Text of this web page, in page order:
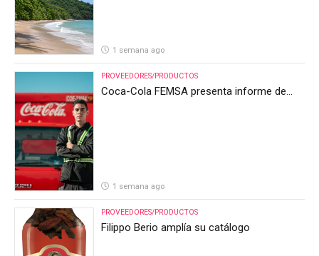
1 semana ago
PROVEEDORES/PRODUCTOS
Coca-Cola FEMSA presenta informe de
1 semana ago
PROVEEDORES/PRODUCTOS
Filippo Berio amplía su catálogo